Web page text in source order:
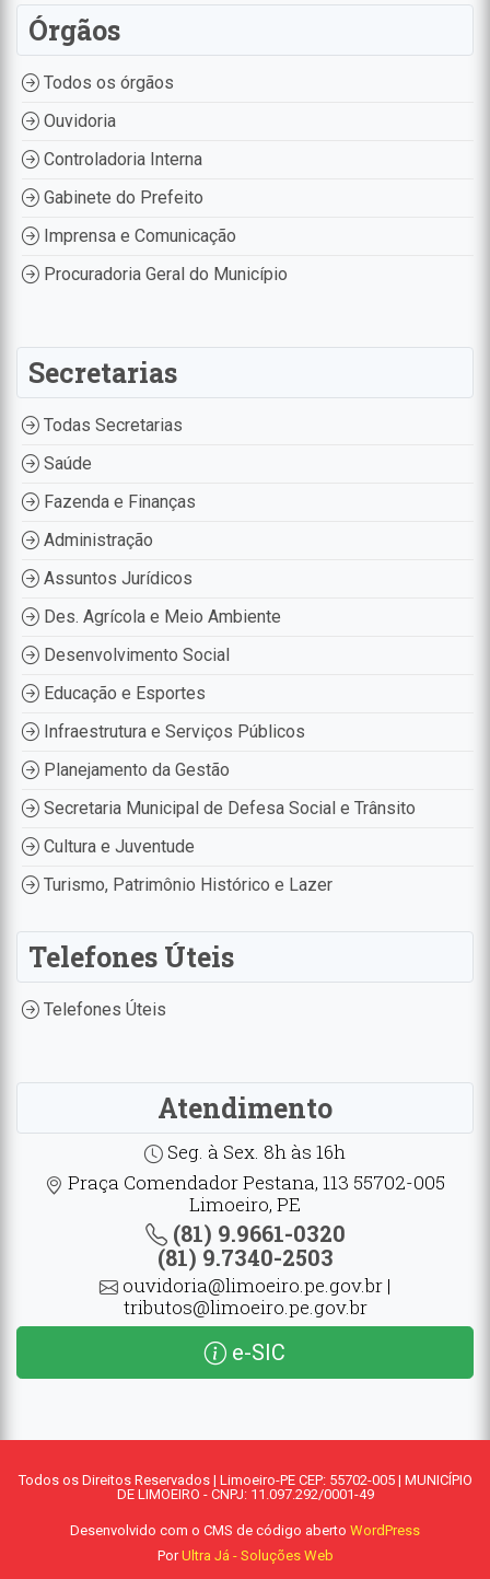
Órgãos
Todos os órgãos
Ouvidoria
Controladoria Interna
Gabinete do Prefeito
Imprensa e Comunicação
Procuradoria Geral do Município
Secretarias
Todas Secretarias
Saúde
Fazenda e Finanças
Administração
Assuntos Jurídicos
Des. Agrícola e Meio Ambiente
Desenvolvimento Social
Educação e Esportes
Infraestrutura e Serviços Públicos
Planejamento da Gestão
Secretaria Municipal de Defesa Social e Trânsito
Cultura e Juventude
Turismo, Patrimônio Histórico e Lazer
Telefones Úteis
Telefones Úteis
Atendimento
Seg. à Sex. 8h às 16h
Praça Comendador Pestana, 113 55702-005
Limoeiro, PE
(81) 9.9661-0320
(81) 9.7340-2503
ouvidoria@limoeiro.pe.gov.br |
tributos@limoeiro.pe.gov.br
e-SIC
Todos os Direitos Reservados | Limoeiro-PE CEP: 55702-005 | MUNICÍPIO
DE LIMOEIRO - CNPJ: 11.097.292/0001-49
Desenvolvido com o CMS de código aberto WordPress
PorUltra Já - Soluções Web